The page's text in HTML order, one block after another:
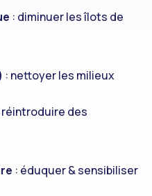
: diminuer les îlots de
: nettoyer les milieux
réintroduire des
: éduquer & sensibiliser